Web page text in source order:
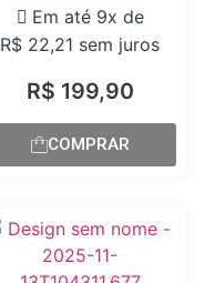
R$ 199,90
Em até 9x de
R$ 22,21 sem juros
COMPRAR